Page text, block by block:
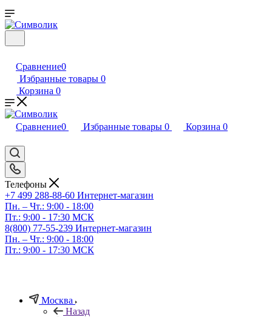
Сравнение0
Избранные товары 0
Корзина 0
Сравнение0 Избранные товары 0 Корзина 0
Телефоны
+7 499 288-88-60 Интернет-магазин
Пн. – Чт.: 9:00 - 18:00
Пт.: 9:00 - 17:30 МСК
8(800) 77-55-239 Интернет-магазин
Пн. – Чт.: 9:00 - 18:00
Пт.: 9:00 - 17:30 МСК
Москва
Назад